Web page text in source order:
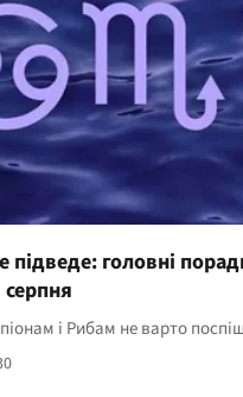
підведе: головні
і Рибам не варто